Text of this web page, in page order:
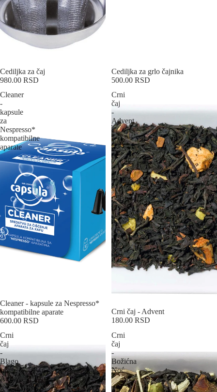
Sold out
Cediljka za čaj
980.00 RSD
Sold out
Cediljka za grlo čajnika
500.00 RSD
Cleaner
-
kapsule
za
Nespresso*
kompatibilne
aparate
Sold out
Cleaner - kapsule za Nespresso*
kompatibilne aparate
600.00 RSD
Crni
čaj
-
Advent
Crni čaj - Advent
180.00 RSD
Crni
čaj
-
Blago
sa
Anda
Crni
čaj
-
Božićna
Noć